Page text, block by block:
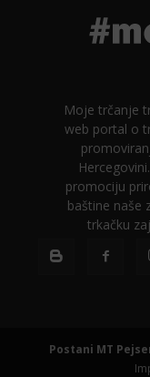
Moje trčanje
web portal o
promociju
baštine naše
trkačku
Postani MT